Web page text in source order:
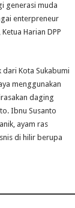
generasi muda
enterpreneur
Harian DPP
Kota Sukabumi
menggunakan
daging
Ibnu Susanto
ayam ras
di hilir berupa